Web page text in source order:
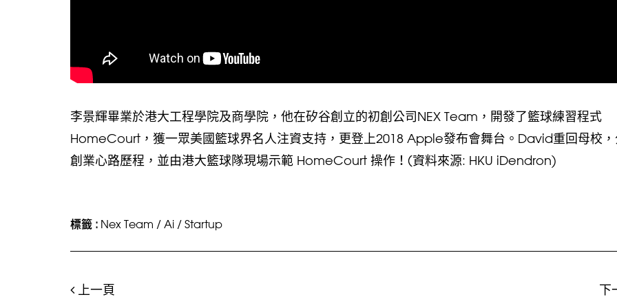
李景輝畢業於港大工程學院及商學院，他在矽谷創立的初創公司NEX Team，開發了籃球練習程式
HomeCourt，獲一眾美國籃球界名人注資支持，更登上2018 Apple發布會舞台。David重回母校，
創業心路歷程，並由港大籃球隊現場示範 HomeCourt 操作！(資料來源: HKU iDendron)
標籤 : Nex Team / Ai / Startup
上一頁 下